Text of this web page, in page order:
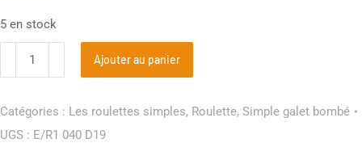
5 en stock
Ajouter au panier
Catégories : Les roulettes simples, Roulette, Simple galet bombé
UGS : E/R1 040 D19